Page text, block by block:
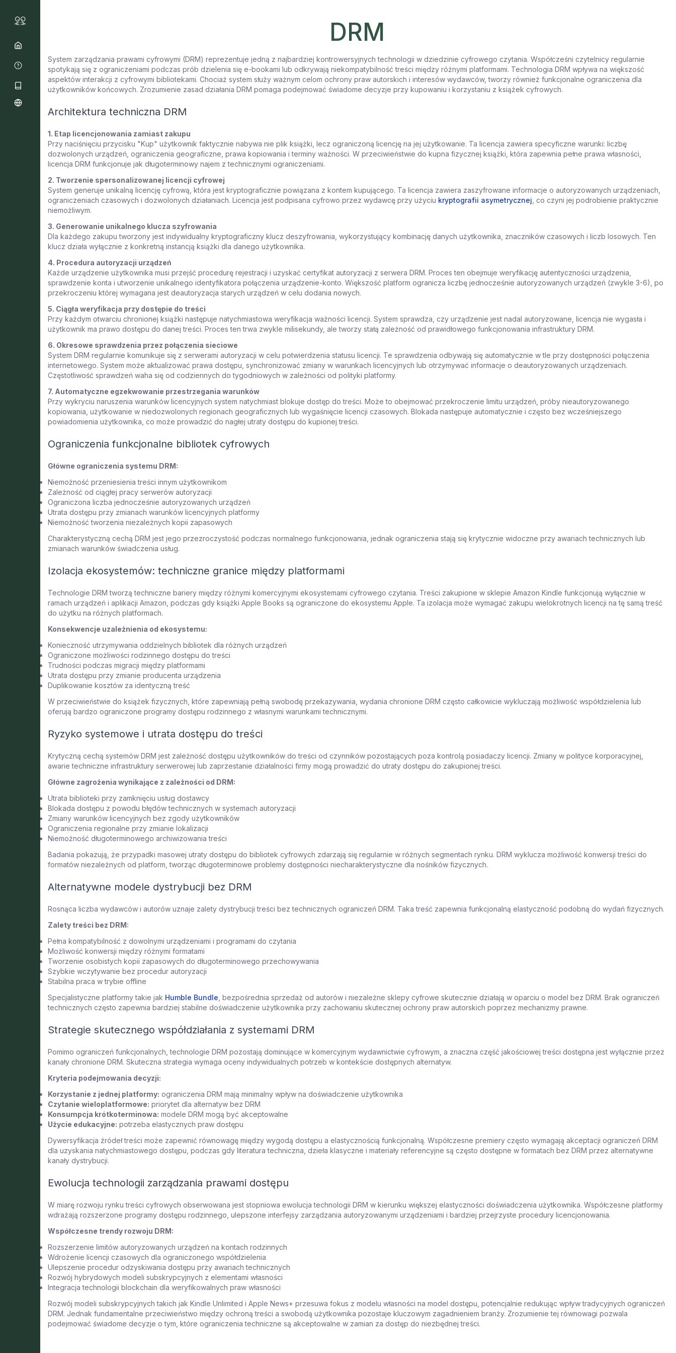
DRM
System zarządzania prawami cyfrowymi (DRM) reprezentuje jedną z najbardziej kontrowersyjnych technologii w dziedzinie cyfrowego czytania. Współcześni czytelnicy regularnie
spotykają się z ograniczeniami podczas prób dzielenia się e-bookami lub odkrywają niekompatybilność treści między różnymi platformami. Technologia DRM wpływa na większość
aspektów interakcji z cyfrowymi bibliotekami. Chociaż system służy ważnym celom ochrony praw autorskich i interesów wydawców, tworzy również funkcjonalne ograniczenia dla
użytkowników końcowych. Zrozumienie zasad działania DRM pomaga podejmować świadome decyzje przy kupowaniu i korzystaniu z książek cyfrowych.
Architektura techniczna DRM
1. Etap licencjonowania zamiast zakupu
Przy naciśnięciu przycisku "Kup" użytkownik faktycznie nabywa nie plik książki, lecz ograniczoną licencję na jej użytkowanie. Ta licencja zawiera specyficzne warunki: liczbę
dozwolonych urządzeń, ograniczenia geograficzne, prawa kopiowania i terminy ważności. W przeciwieństwie do kupna fizycznej książki, która zapewnia pełne prawa własności,
licencja DRM funkcjonuje jak długoterminowy najem z technicznymi ograniczeniami.
2. Tworzenie spersonalizowanej licencji cyfrowej
System generuje unikalną licencję cyfrową, która jest kryptograficznie powiązana z kontem kupującego. Ta licencja zawiera zaszyfrowane informacje o autoryzowanych urządzeniach,
ograniczeniach czasowych i dozwolonych działaniach. Licencja jest podpisana cyfrowo przez wydawcę przy użyciu kryptografii asymetrycznej , co czyni jej podrobienie praktycznie
niemożliwym.
3. Generowanie unikalnego klucza szyfrowania
Dla każdego zakupu tworzony jest indywidualny kryptograficzny klucz deszyfrowania, wykorzystujący kombinację danych użytkownika, znaczników czasowych i liczb losowych. Ten
klucz działa wyłącznie z konkretną instancją książki dla danego użytkownika.
4. Procedura autoryzacji urządzeń
Każde urządzenie użytkownika musi przejść procedurę rejestracji i uzyskać certyfikat autoryzacji z serwera DRM. Proces ten obejmuje weryfikację autentyczności urządzenia,
sprawdzenie konta i utworzenie unikalnego identyfikatora połączenia urządzenie-konto. Większość platform ogranicza liczbę jednocześnie autoryzowanych urządzeń (zwykle 3-6), po
przekroczeniu której wymagana jest deautoryzacja starych urządzeń w celu dodania nowych.
5. Ciągła weryfikacja przy dostępie do treści
Przy każdym otwarciu chronionej książki następuje natychmiastowa weryfikacja ważności licencji. System sprawdza, czy urządzenie jest nadal autoryzowane, licencja nie wygasła i
użytkownik ma prawo dostępu do danej treści. Proces ten trwa zwykle milisekundy, ale tworzy stałą zależność od prawidłowego funkcjonowania infrastruktury DRM.
6. Okresowe sprawdzenia przez połączenia sieciowe
System DRM regularnie komunikuje się z serwerami autoryzacji w celu potwierdzenia statusu licencji. Te sprawdzenia odbywają się automatycznie w tle przy dostępności połączenia
internetowego. System może aktualizować prawa dostępu, synchronizować zmiany w warunkach licencyjnych lub otrzymywać informacje o deautoryzowanych urządzeniach.
Częstotliwość sprawdzeń waha się od codziennych do tygodniowych w zależności od polityki platformy.
7. Automatyczne egzekwowanie przestrzegania warunków
Przy wykryciu naruszenia warunków licencyjnych system natychmiast blokuje dostęp do treści. Może to obejmować przekroczenie limitu urządzeń, próby nieautoryzowanego
kopiowania, użytkowanie w niedozwolonych regionach geograficznych lub wygaśnięcie licencji czasowych. Blokada następuje automatycznie i często bez wcześniejszego
powiadomienia użytkownika, co może prowadzić do nagłej utraty dostępu do kupionej treści.
Ograniczenia funkcjonalne bibliotek cyfrowych
Główne ograniczenia systemu DRM:
Niemożność przeniesienia treści innym użytkownikom
Zależność od ciągłej pracy serwerów autoryzacji
Ograniczona liczba jednocześnie autoryzowanych urządzeń
Utrata dostępu przy zmianach warunków licencyjnych platformy
Niemożność tworzenia niezależnych kopii zapasowych
Charakterystyczną cechą DRM jest jego przezroczystość podczas normalnego funkcjonowania, jednak ograniczenia stają się krytycznie widoczne przy awariach technicznych lub
zmianach warunków świadczenia usług.
Izolacja ekosystemów: techniczne granice między platformami
Technologie DRM tworzą techniczne bariery między różnymi komercyjnymi ekosystemami cyfrowego czytania. Treści zakupione w sklepie Amazon Kindle funkcjonują wyłącznie w
ramach urządzeń i aplikacji Amazon, podczas gdy książki Apple Books są ograniczone do ekosystemu Apple. Ta izolacja może wymagać zakupu wielokrotnych licencji na tę samą treść
do użytku na różnych platformach.
Konsekwencje uzależnienia od ekosystemu:
Konieczność utrzymywania oddzielnych bibliotek dla różnych urządzeń
Ograniczone możliwości rodzinnego dostępu do treści
Trudności podczas migracji między platformami
Utrata dostępu przy zmianie producenta urządzenia
Duplikowanie kosztów za identyczną treść
W przeciwieństwie do książek fizycznych, które zapewniają pełną swobodę przekazywania, wydania chronione DRM często całkowicie wykluczają możliwość współdzielenia lub
oferują bardzo ograniczone programy dostępu rodzinnego z własnymi warunkami technicznymi.
Ryzyko systemowe i utrata dostępu do treści
Krytyczną cechą systemów DRM jest zależność dostępu użytkowników do treści od czynników pozostających poza kontrolą posiadaczy licencji. Zmiany w polityce korporacyjnej,
awarie techniczne infrastruktury serwerowej lub zaprzestanie działalności firmy mogą prowadzić do utraty dostępu do zakupionej treści.
Główne zagrożenia wynikające z zależności od DRM:
Utrata biblioteki przy zamknięciu usług dostawcy
Blokada dostępu z powodu błędów technicznych w systemach autoryzacji
Zmiany warunków licencyjnych bez zgody użytkowników
Ograniczenia regionalne przy zmianie lokalizacji
Niemożność długoterminowego archiwizowania treści
Badania pokazują, że przypadki masowej utraty dostępu do bibliotek cyfrowych zdarzają się regularnie w różnych segmentach rynku. DRM wyklucza możliwość konwersji treści do
formatów niezależnych od platform, tworząc długoterminowe problemy dostępności niecharakterystyczne dla nośników fizycznych.
Alternatywne modele dystrybucji bez DRM
Rosnąca liczba wydawców i autorów uznaje zalety dystrybucji treści bez technicznych ograniczeń DRM. Taka treść zapewnia funkcjonalną elastyczność podobną do wydań fizycznych.
Zalety treści bez DRM:
Pełna kompatybilność z dowolnymi urządzeniami i programami do czytania
Możliwość konwersji między różnymi formatami
Tworzenie osobistych kopii zapasowych do długoterminowego przechowywania
Szybkie wczytywanie bez procedur autoryzacji
Stabilna praca w trybie offline
Specjalistyczne platformy takie jak Humble Bundle , bezpośrednia sprzedaż od autorów i niezależne sklepy cyfrowe skutecznie działają w oparciu o model bez DRM. Brak ograniczeń
technicznych często zapewnia bardziej stabilne doświadczenie użytkownika przy zachowaniu skutecznej ochrony praw autorskich poprzez mechanizmy prawne.
Strategie skutecznego współdziałania z systemami DRM
Pomimo ograniczeń funkcjonalnych, technologie DRM pozostają dominujące w komercyjnym wydawnictwie cyfrowym, a znaczna część jakościowej treści dostępna jest wyłącznie przez
kanały chronione DRM. Skuteczna strategia wymaga oceny indywidualnych potrzeb w kontekście dostępnych alternatyw.
Kryteria podejmowania decyzji:
Korzystanie z jednej platformy: ograniczenia DRM mają minimalny wpływ na doświadczenie użytkownika
Czytanie wieloplatformowe: priorytet dla alternatyw bez DRM
Konsumpcja krótkoterminowa: modele DRM mogą być akceptowalne
Użycie edukacyjne: potrzeba elastycznych praw dostępu
Dywersyfikacja źródeł treści może zapewnić równowagę między wygodą dostępu a elastycznością funkcjonalną. Współczesne premiery często wymagają akceptacji ograniczeń DRM
dla uzyskania natychmiastowego dostępu, podczas gdy literatura techniczna, dzieła klasyczne i materiały referencyjne są często dostępne w formatach bez DRM przez alternatywne
kanały dystrybucji.
Ewolucja technologii zarządzania prawami dostępu
W miarę rozwoju rynku treści cyfrowych obserwowana jest stopniowa ewolucja technologii DRM w kierunku większej elastyczności doświadczenia użytkownika. Współczesne platformy
wdrażają rozszerzone programy dostępu rodzinnego, ulepszone interfejsy zarządzania autoryzowanymi urządzeniami i bardziej przejrzyste procedury licencjonowania.
Współczesne trendy rozwoju DRM:
Rozszerzenie limitów autoryzowanych urządzeń na kontach rodzinnych
Wdrożenie licencji czasowych dla ograniczonego współdzielenia
Ulepszenie procedur odzyskiwania dostępu przy awariach technicznych
Rozwój hybrydowych modeli subskrypcyjnych z elementami własności
Integracja technologii blockchain dla weryfikowalnych praw własności
Rozwój modeli subskrypcyjnych takich jak Kindle Unlimited i Apple News+ przesuwa fokus z modelu własności na model dostępu, potencjalnie redukując wpływ tradycyjnych ograniczeń
DRM. Jednak fundamentalne przeciwieństwo między ochroną treści a swobodą użytkownika pozostaje kluczowym zagadnieniem branży. Zrozumienie tej równowagi pozwala
podejmować świadome decyzje o tym, które ograniczenia techniczne są akceptowalne w zamian za dostęp do niezbędnej treści.